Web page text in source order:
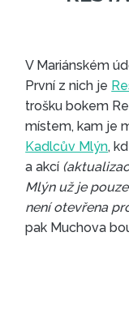
V Mariánském
První z nich je
trošku bokem
místem, kam je
Kadlcův Mlýn,
a akcí
Mlýn už je
není otevřena
pak Muchova